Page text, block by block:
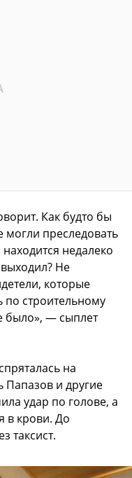
Как будто бы
могли преследовать
недалеко
Не
которые
по строительному
было», — сыплет
на
Папазов и другие
удар по голове, а
в крови. До
таксист.